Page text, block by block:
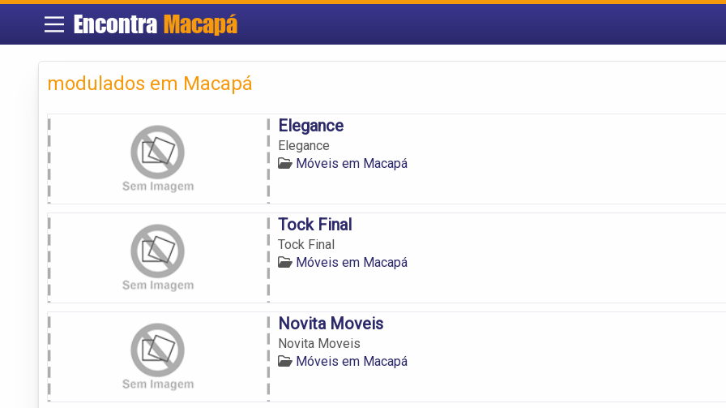
Encontra Macapá
modulados em Macapá
Elegance
Elegance
Móveis em Macapá
Tock Final
Tock Final
Móveis em Macapá
Novita Moveis
Novita Moveis
Móveis em Macapá